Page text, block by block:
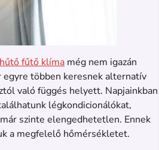
hűtő fűtő klíma még nem igazán
többen keresnek alternatív
való függés helyett. Napjainkban
légkondicionálókat,
szinte elengedhetetlen. Ennek
a megfelelő hőmérsékletet.